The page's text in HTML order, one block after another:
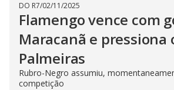
DO R7/02/11/2025
Flamengo vence com
Maracanã e pressiona
Palmeiras
Rubro-Negro assumiu,
competição